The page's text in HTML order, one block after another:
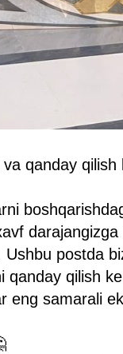
qanday qilish
postda
qanday qilish
eng samarali